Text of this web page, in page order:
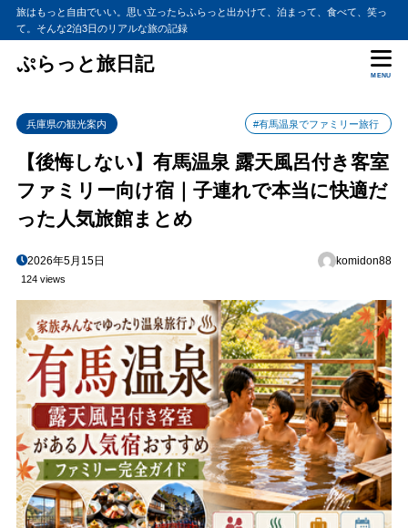
旅はもっと自由でいい。思い立ったらふらっと出かけて、泊まって、食べて、笑っ
て。そんな2泊3日のリアルな旅の記録
ぷらっと旅日記
MENU
兵庫県の観光案内 #有馬温泉でファミリー旅行
【後悔しない】有馬温泉 露天風呂付き客室
ファミリー向け宿｜子連れで本当に快適だ
った人気旅館まとめ
2026年5月15日 komidon88
124 views